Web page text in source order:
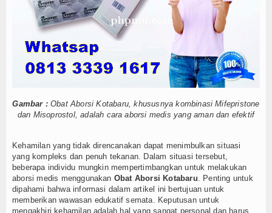
Teknologi
Koleksi Video
Album Foto
Data Alumni
Konsultasi
Lainnya
Gambar :Obat Aborsi Kotabaru, khususnya kombinasi Mifepristone
dan Misoprostol, adalah cara aborsi medis yang aman dan efektif
Kehamilan yang tidak direncanakan dapat menimbulkan situasi
yang kompleks dan penuh tekanan. Dalam situasi tersebut,
beberapa individu mungkin mempertimbangkan untuk melakukan
aborsi medis menggunakan Obat Aborsi Kotabaru. Penting untuk
dipahami bahwa informasi dalam artikel ini bertujuan untuk
memberikan wawasan edukatif semata. Keputusan untuk
mengakhiri kehamilan adalah hal yang sangat personal dan harus